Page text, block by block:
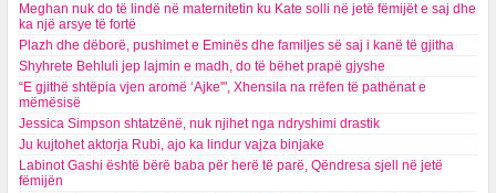
Meghan nuk do të lindë në maternitetin ku Kate solli në jetë fëmijët e saj dhe
ka një arsye të fortë
Plazh dhe dëborë, pushimet e Eminës dhe familjes së saj i kanë të gjitha
Shyhrete Behluli jep lajmin e madh, do të bëhet prapë gjyshe
“E gjithë shtëpia vjen aromë ‘Ajke'", Xhensila na rrëfen të pathënat e
mëmësisë
Jessica Simpson shtatzënë, nuk njihet nga ndryshimi drastik
Ju kujtohet aktorja Rubi, ajo ka lindur vajza binjake
Labinot Gashi është bërë baba për herë të parë, Qëndresa sjell në jetë
fëmijën